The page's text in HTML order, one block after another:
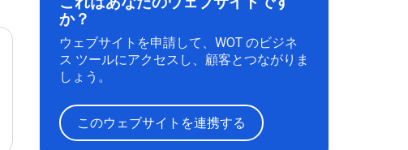
か？
ウェブサイトを申請して、WOT のビジネ
ス ツールにアクセスし、顧客とつながりま
しょう。
このウェブサイトを連携する